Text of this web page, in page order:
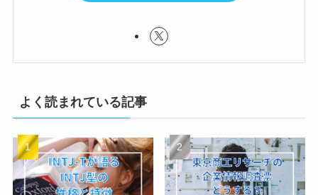
よく読まれている記事